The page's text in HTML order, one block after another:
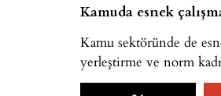
Kamuda esnek
Kamu sektöründe de
yerleştirme ve norm